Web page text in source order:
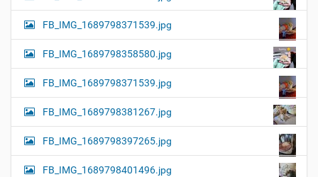
FB_IMG_1689798371539.jpg
FB_IMG_1689798358580.jpg
FB_IMG_1689798371539.jpg
FB_IMG_1689798381267.jpg
FB_IMG_1689798397265.jpg
FB_IMG_1689798401496.jpg